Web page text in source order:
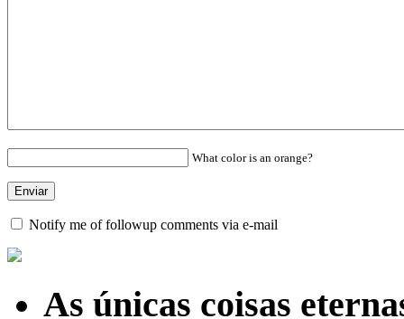
What color is an orange?
Notify me of followup comments via e-mail
As únicas coisas